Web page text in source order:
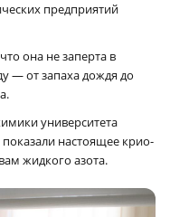
предприятий
она не заперта в
— от запаха дождя до
университета
настоящее крио-
жидкого азота.